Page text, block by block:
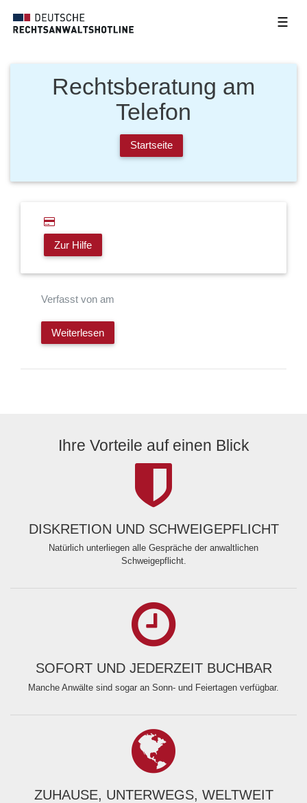
☰
Rechtsberatung am
Telefon
Startseite
Zur Hilfe
Verfasst von am
Weiterlesen
Ihre Vorteile auf einen Blick
DISKRETION UND SCHWEIGEPFLICHT
Natürlich unterliegen alle Gespräche der anwaltlichen
Schweigepflicht.
SOFORT UND JEDERZEIT BUCHBAR
Manche Anwälte sind sogar an Sonn- und Feiertagen verfügbar.
ZUHAUSE, UNTERWEGS, WELTWEIT